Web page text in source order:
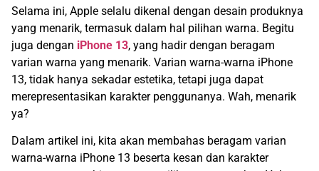
Selama ini, Apple selalu dikenal dengan desain produknya
yang menarik, termasuk dalam hal pilihan warna. Begitu
juga dengan iPhone 13, yang hadir dengan beragam
varian warna yang menarik. Varian warna-warna iPhone
13, tidak hanya sekadar estetika, tetapi juga dapat
merepresentasikan karakter penggunanya. Wah, menarik
ya?
Dalam artikel ini, kita akan membahas beragam varian
warna-warna iPhone 13 beserta kesan dan karakter